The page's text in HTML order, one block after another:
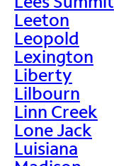
Leeton
Leopold
Lexington
Liberty
Lilbourn
Linn Creek
Lone Jack
Luisiana